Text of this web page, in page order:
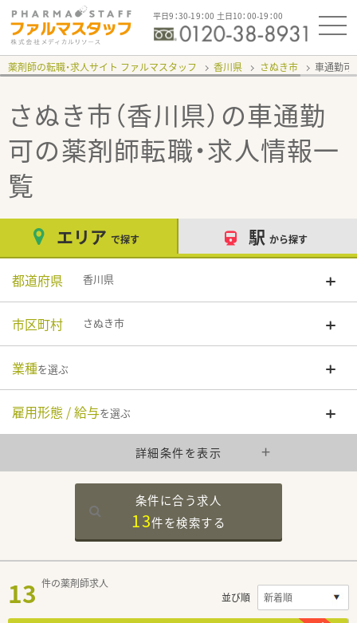
平日9：30-19：00 土日10：00-19：00
薬剤師の転職・求人サイト ファルマスタッフ 香川県 さぬき市 車通勤可
さぬき市（香川県）の車通勤
可の薬剤師転職・求人情報一
覧
エリア で探す 駅 から探す
都道府県 香川県
市区町村 さぬき市
業種を選ぶ
雇用形態 / 給与を選ぶ
詳細条件を表示
条件に合う求人
13件を検索する
13 件の薬剤師求人
並び順